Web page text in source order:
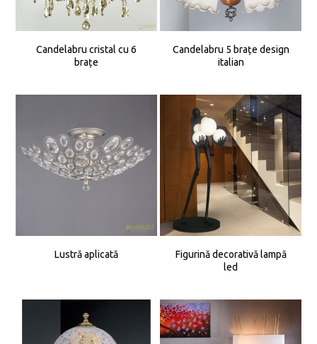
Candelabru cristal cu 6
brațe
Candelabru 5 brațe design
italian
Lustră aplicată
Figurină decorativă lampă
led